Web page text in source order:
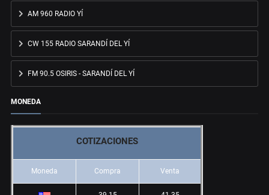
AM 960 RADIO YÍ
CW 155 RADIO SARANDÍ DEL YÍ
FM 90.5 OSIRIS - SARANDÍ DEL YÍ
MONEDA
COTIZACIONES
Moneda Compra Venta